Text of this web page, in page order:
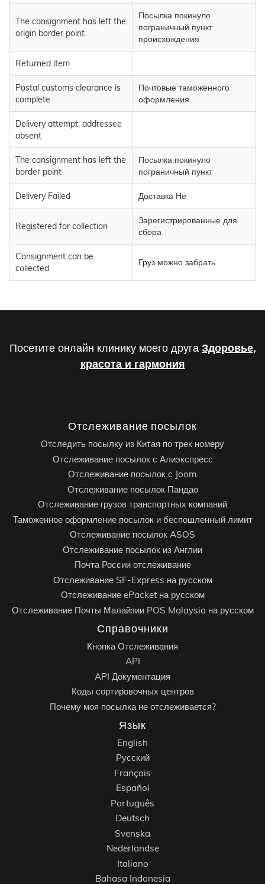
The consignment has left the
origin border point
Посылка покинуло
пограничный пункт
происхождения
Returned item
Postal customs clearance is
complete
Почтовые таможенного
оформления
Delivery attempt: addressee
absent
The consignment has left the
border point
Посылка покинуло
пограничный пункт
Delivery Failed Доставка Не
Registered for collection
Зарегистрированные для
сбора
Consignment can be
collected
Груз можно забрать
Посетите онлайн клинику моего друга Здоровье,
красота и гармония
Отслеживание посылок
Отследить посылку из Китая по трек номеру
Отслеживание посылок с Алиэкспресс
Отслеживание посылок с Joom
Отслеживание посылок Пандао
Отслеживание грузов транспортных компаний
Таможенное оформление посылок и беспошленный лимит
Отслеживание посылок ASOS
Отслеживание посылок из Англии
Почта России отслеживание
Отслеживание SF-Express на русском
Отслеживание ePacket на русском
Отслеживание Почты Малайзии POS Malaysia на русском
Справочники
Кнопка Отслеживания
API
API Документация
Коды сортировочных центров
Почему моя посылка не отслеживается?
Язык
English
Русский
Français
Español
Português
Deutsch
Svenska
Nederlandse
Italiano
Bahasa Indonesia